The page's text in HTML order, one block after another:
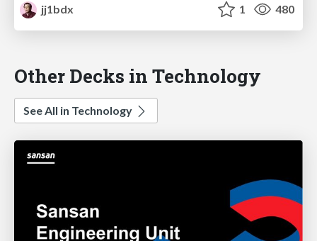
jj1bdx
1 480
Other Decks in Technology
See All in Technology